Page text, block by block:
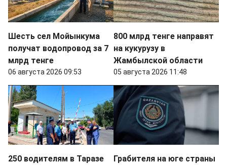
Шесть сел Мойынкума
получат водопровод за 7
млрд тенге
06 августа 2026 09:53
800 млрд тенге направят
на кукурузу в
Жамбылской области
05 августа 2026 11:48
250 водителям в Таразе
Грабителя на юге страны